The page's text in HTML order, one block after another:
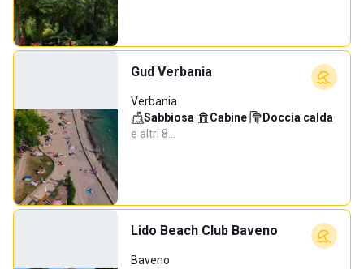
Gud Verbania
Verbania
Sabbiosa· Cabine· Doccia calda·
e altri 8…
Lido Beach Club Baveno
Baveno